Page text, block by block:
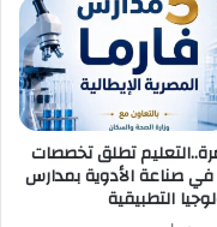
تطلق تخصصات
صناعة الأدوية بمدارس
التطبيقية